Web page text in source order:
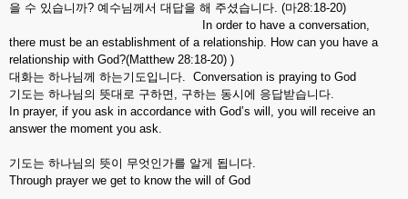
을 수 있습니까? 예수님께서 대답을 해 주셨습니다. (마28:18-20)
In order to have a conversation,
there must be an establishment of a relationship. How can you have a
relationship with God?(Matthew 28:18-20) )
대화는 하나님께 하는기도입니다. Conversation is praying to God
기도는 하나님의 뜻대로 구하면, 구하는 동시에 응답받습니다.
In prayer, if you ask in accordance with God’s will, you will receive an
answer the moment you ask.
기도는 하나님의 뜻이 무엇인가를 알게 됩니다.
Through prayer we get to know the will of God